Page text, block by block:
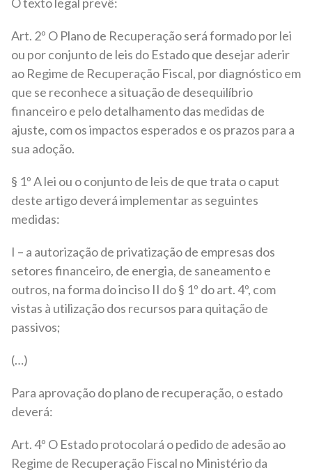
Art. 2º O Plano de Recuperação será formado por lei
ou por conjunto de leis do Estado que desejar aderir
ao Regime de Recuperação Fiscal, por diagnóstico em
que se reconhece a situação de desequilíbrio
financeiro e pelo detalhamento das medidas de
ajuste, com os impactos esperados e os prazos para a
sua adoção.
§ 1º A lei ou o conjunto de leis de que trata o caput
deste artigo deverá implementar as seguintes
medidas:
I – a autorização de privatização de empresas dos
setores financeiro, de energia, de saneamento e
outros, na forma do inciso II do § 1º do art. 4º, com
vistas à utilização dos recursos para quitação de
passivos;
(…)
Para aprovação do plano de recuperação, o estado
deverá:
Art. 4º O Estado protocolará o pedido de adesão ao
Regime de Recuperação Fiscal no Ministério da